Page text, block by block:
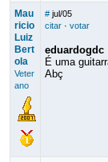
Mau
ricio
Luiz
Bert
ola
Veter
ano
# jul/05
citar· votar
eduardogdc
É uma
Abç